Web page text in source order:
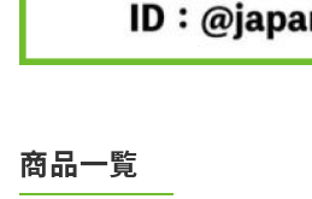
CPAPを使って本当によかっ
早く出会えればよかった・・
じような状況の方は多いはず
商品一覧